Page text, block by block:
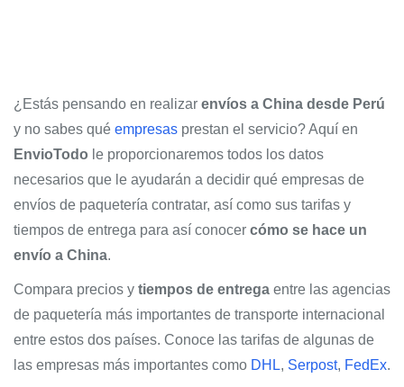
¿Estás pensando en realizar envíos a China desde Perú
y no sabes qué empresas prestan el servicio? Aquí en
EnvioTodo le proporcionaremos todos los datos
necesarios que le ayudarán a decidir qué empresas de
envíos de paquetería contratar, así como sus tarifas y
tiempos de entrega para así conocer cómo se hace un
envío a China.
Compara precios y tiempos de entrega entre las agencias
de paquetería más importantes de transporte internacional
entre estos dos países. Conoce las tarifas de algunas de
las empresas más importantes como DHL, Serpost, FedEx.